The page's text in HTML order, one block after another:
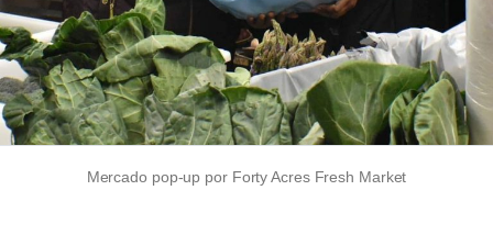
Mercado pop-up por Forty Acres Fresh Market